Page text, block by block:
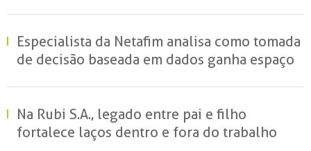
Especialista da Netafim analisa como tomada
de decisão baseada em dados ganha espaço
Na Rubi S.A., legado entre pai e filho
fortalece laços dentro e fora do trabalho